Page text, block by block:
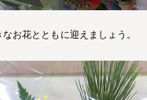
お花とともに迎えましょう。